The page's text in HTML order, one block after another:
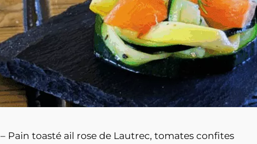
– Pain toasté ail rose de Lautrec, tomates confites